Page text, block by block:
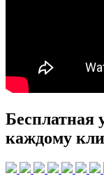
Бесплатная
каждому